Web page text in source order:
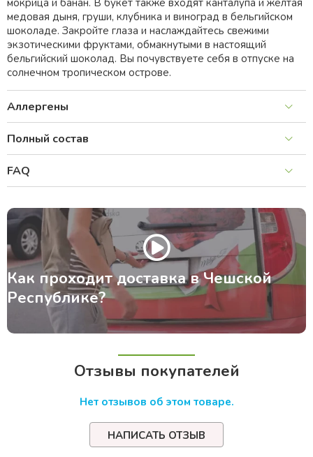
мокрица и банан. В букет также входят канталупа и желтая
медовая дыня, груши, клубника и виноград в бельгийском
шоколаде. Закройте глаза и наслаждайтесь свежими
экзотическими фруктами, обмакнутыми в настоящий
бельгийский шоколад. Вы почувствуете себя в отпуске на
солнечном тропическом острове.
Аллергены
Полный состав
FAQ
Как проходит доставка в Чешской
Республике?
Отзывы покупателей
Нет отзывов об этом товаре.
НАПИСАТЬ ОТЗЫВ